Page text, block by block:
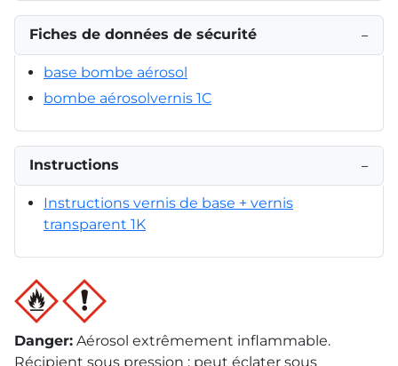
Fiches de données de sécurité −
base bombe aérosol
bombe aérosolvernis 1C
Instructions −
Instructions vernis de base + vernis
transparent 1K
Danger: Aérosol extrêmement inflammable.
Récipient sous pression : peut éclater sous